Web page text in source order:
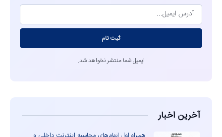
ثبت نام
ایمیل شما منتشر نخواهد شد.
آخرین اخبار